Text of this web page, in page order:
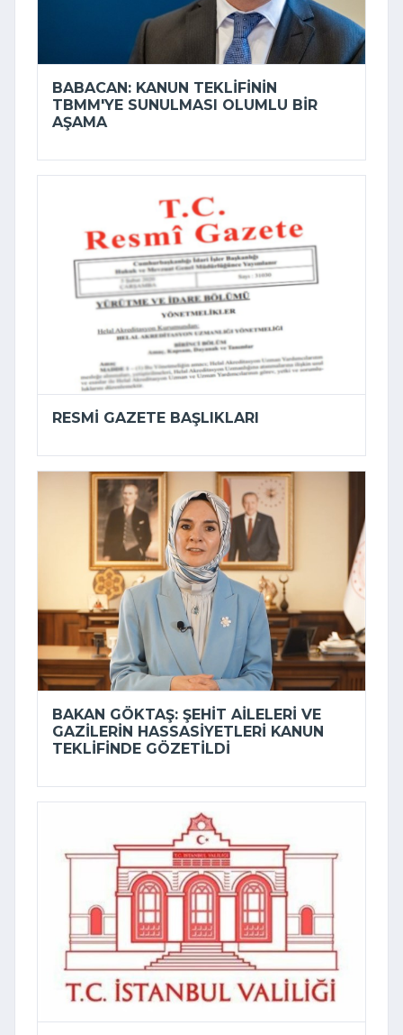
BABACAN: KANUN TEKLIFININ
TBMM'YE SUNULMASI OLUMLU BIR
AŞAMA
RESMI GAZETE BAŞLIKLARI
BAKAN GÖKTAŞ: ŞEHIT AILELERI VE
GAZILERIN HASSASIYETLERI KANUN
TEKLIFINDE GÖZETILDI